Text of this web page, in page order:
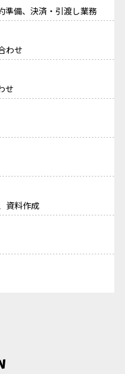
準備、決済・引渡し業務
わせ
せ
資料作成